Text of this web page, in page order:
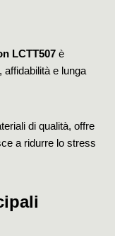
LCTT507 è
e lunga
di qualità, offre
a ridurre lo stress